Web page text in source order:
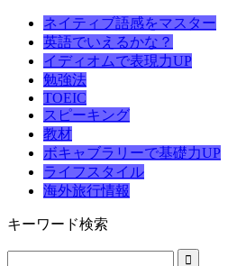
ネイティブ語感をマスター
英語でいえるかな？
イディオムで表現力UP
勉強法
TOEIC
スピーキング
教材
ボキャブラリーで基礎力UP
ライフスタイル
海外旅行情報
キーワード検索